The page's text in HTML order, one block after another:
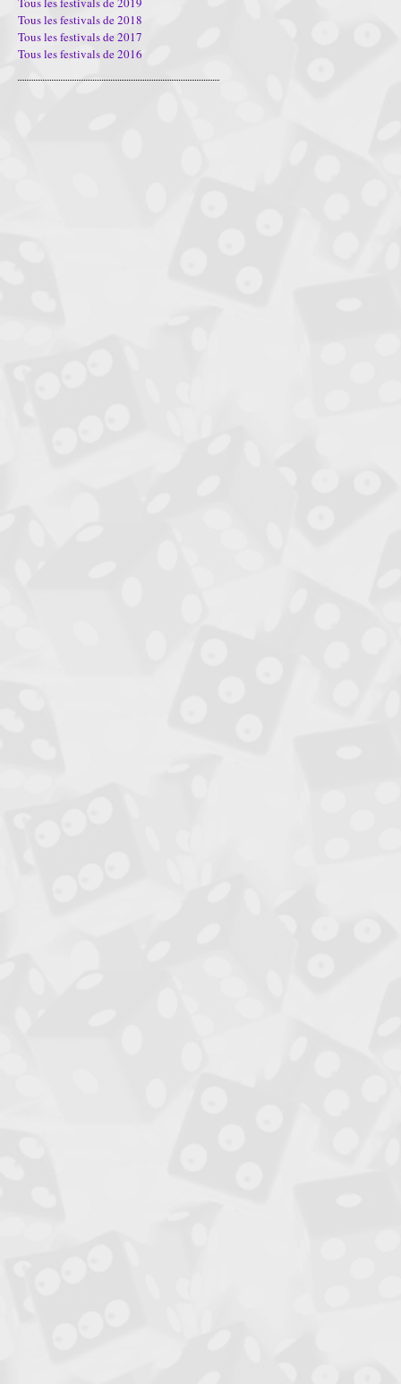
Tous les festivals de 2018
Tous les festivals de 2017
Tous les festivals de 2016